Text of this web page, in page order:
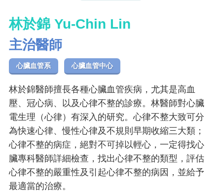
林於錦 Yu-Chin Lin
主治醫師
心臟血管系 心臟血管中心
林於錦醫師擅長各種心臟血管疾病，尤其是高血
壓、冠心病、以及心律不整的診療。林醫師對心臟
電生理（心律）有深入的研究。心律不整大致可分
為快速心律、慢性心律及不規則早期收縮三大類；
心律不整的病症，絕對不可掉以輕心，一定得找心
臟專科醫師詳細檢查，找出心律不整的類型，評估
心律不整的嚴重性及引起心律不整的病因，並給予
最適當的治療。